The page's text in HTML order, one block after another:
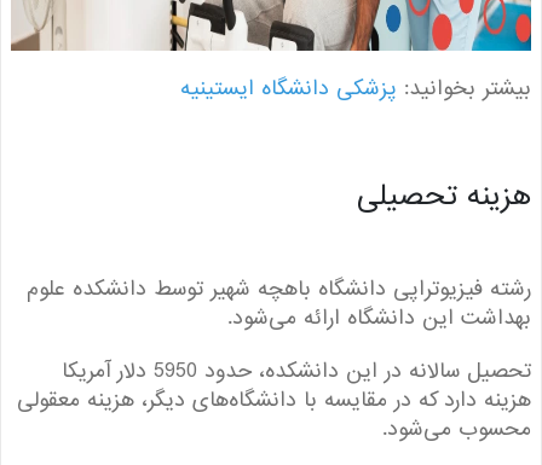
بخوانید:پزشکی دانشگاه ایستینیه
تحصیلی
فیزیوتراپی دانشگاه باهچه شهیر توسط دانشکده علوم
این دانشگاه ارائه می‌شود.
تحصیل سالانه در این دانشکده، حدود 5950 دلار آمریکا
دارد که در مقایسه با دانشگاه‌های دیگر، هزینه معقولی
می‌شود.